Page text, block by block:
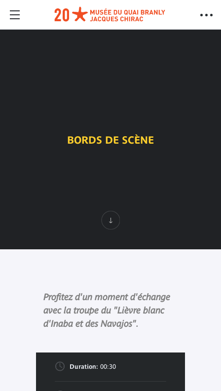
BORDS DE SCÈNE
Profitez d'un moment d'échange
avec la troupe du "Lièvre blanc
d'Inaba et des Navajos".
Duration: 00:30